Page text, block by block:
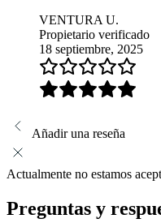
VENTURA U.
Propietario verificado
18 septiembre, 2025
Añadir una reseña
Actualmente no estamos
Preguntas y